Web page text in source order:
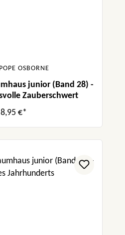
OSBORNE
junior (Band 28) -
Zauberschwert
8,95 €*